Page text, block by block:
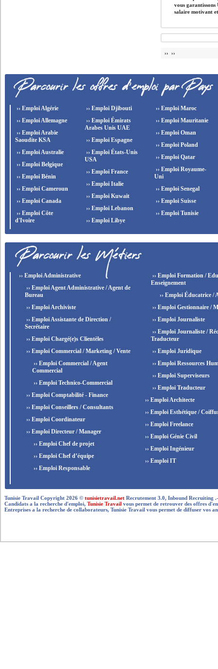
vous
salaire motivant
›› ››
›› Emploi Algérie
›› Emploi Allemagne
›› Emploi Arabie
Saoudite KSA
›› Emploi Australie
›› Emploi Belgique
›› Emploi Bénin
›› Emploi Cameroun
›› Emploi Canada
›› Emploi Côte
d'Ivoire
›› Emploi Djibouti
›› Emploi Émirats
Arabes Unis UAE
›› Emploi Espagne
›› Emploi États-Unis
USA
›› Emploi France
›› Emploi Italie
›› Emploi Kuwait
›› Emploi Lebanon
›› Emploi Libye
›› Emploi Maroc
›› Emploi Mauritanie
›› Emploi Oman
›› Emploi Poland
›› Emploi Qatar
›› Emploi Royaume-
Uni
›› Emploi Senegal
›› Emploi Suisse
›› Emploi Tunisie
›› Emploi Administrative
›› Emploi Agent Administrative / Agent de
Bureau
›› Emploi Archiviste
›› Emploi Assistante de Direction /
Secrétaire
›› Emploi Chargé(e)s Clientèles
›› Emploi Commercial / Marketing / Vente
›› Emploi Commercial / Agent
Commercial
›› Emploi Technico-Commercial
›› Emploi Comptabilité - Finance
›› Emploi Conseillers / Consultants
›› Emploi Coordinateur
›› Emploi Directeur / Manager
›› Emploi Chef de projet
›› Emploi Chef d’équipe
›› Emploi Responsable
›› Emploi Formation /
Enseignement
›› Emploi Éducatrice /
›› Emploi Gestionnaire /
›› Emploi Journaliste
›› Emploi Journaliste /
Traducteur
›› Emploi Juridique
›› Emploi Ressources
›› Emploi Superviseurs
›› Emploi Traducteur
›› Emploi Architecte
›› Emploi Esthétique /
›› Emploi Freelance
›› Emploi Génie Civil
›› Emploi Ingénieur
›› Emploi IT
Tunisie Travail Copyright 2026 ©tunisietravail.net Recrutement 3.0, Inbound Recruiting
Candidats a la recherche d'emploi,Tunisie Travail vous permet de retrouver des offres
Entreprises a la recherche de collaborateurs, Tunisie Travail vous permet de diffuser vos